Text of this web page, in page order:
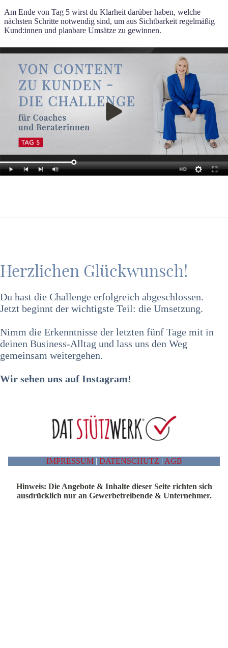
Am Ende von Tag 5 wirst du Klarheit darüber haben, welche
nächsten Schritte notwendig sind, um aus Sichtbarkeit regelmäßig
Kund:innen und planbare Umsätze zu gewinnen.
Herzlichen Glückwunsch!
Du hast die Challenge erfolgreich abgeschlossen.
Jetzt beginnt der wichtigste Teil: die Umsetzung.
Nimm die Erkenntnisse der letzten fünf Tage mit in
deinen Business-Alltag und lass uns den Weg
gemeinsam weitergehen.
Wir sehen uns auf Instagram!
IMPRESSUM| DATENSCHUTZ | AGB
Hinweis: Die Angebote & Inhalte dieser Seite richten sich
ausdrücklich nur an Gewerbetreibende & Unternehmer.